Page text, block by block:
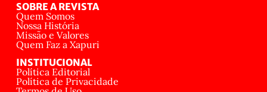
SOBRE A REVISTA
Quem Somos
Nossa História
Missão e Valores
Quem Faz a Xapuri
INSTITUCIONAL
Política Editorial
Política de Privacidade